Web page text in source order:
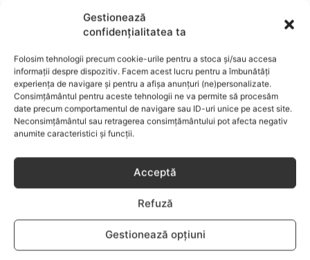
Gestionează
confidențialitatea ta
Folosim tehnologii precum cookie-urile pentru a stoca și/sau accesa
informații despre dispozitiv. Facem acest lucru pentru a îmbunătăți
experiența de navigare și pentru a afișa anunțuri (ne)personalizate.
Consimțământul pentru aceste tehnologii ne va permite să procesăm
date precum comportamentul de navigare sau ID-uri unice pe acest site.
Neconsimțământul sau retragerea consimțământului pot afecta negativ
anumite caracteristici și funcții.
Acceptă
Refuză
Gestionează opțiuni
să obtineţi ceea ce vă doriţi – o informaţie corectă, clară şi
sigură. În cele 84 de secțuni vă stârnim, lună de lună,
copil, fie deja aţi împărtăşit bucuria primelor clipe,
obişnuindu-vă cu interviuri, articole şi recomandări
avizate. Cititorii Bebelu.ro vor afla sfaturi, practici eficiente,
vor deveni parte a unor experienţe de viaţă trăite de
mămici, vor fi puşi la curent cu cele mai noi măsuri
legislative care să le asigure siguranţa şi stabilitatea
frumoasă de viață a unei mămici celebre – Elena Băsescu,
într-un interviu acordat în exclusivitate revistei Bebelu,vor
fi puşi în temă cu ultimele tendinţe în materie de frumuseţe,
diete şi modă parcurgând atent şi rubricile permanente
cunoscute personalităţi mondene vor fi alături de tine
pentru a te îndruma, oferindu-ţi un sfat din experienţa lor